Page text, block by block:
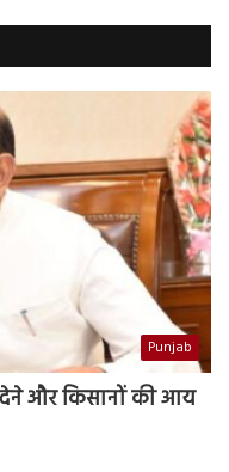
Punjab
और किसानों की आय